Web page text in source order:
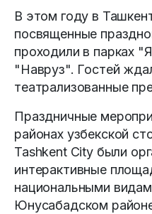
В этом году в
посвященные
проходили в парках
"Навруз". Гостей
театрализованные
Праздничные
районах узбекской
Tashkent City были
интерактивные
национальными
Юнусабадском